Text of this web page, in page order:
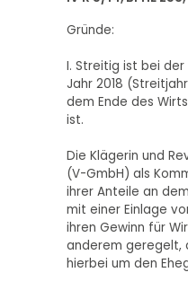
Gründe:
I. Streitig ist bei
Jahr 2018
dem Ende des
ist.
Die Klägerin und
(V-GmbH) als
ihrer Anteile an
mit einer Einlage
ihren Gewinn für
anderem geregelt,
hierbei um den